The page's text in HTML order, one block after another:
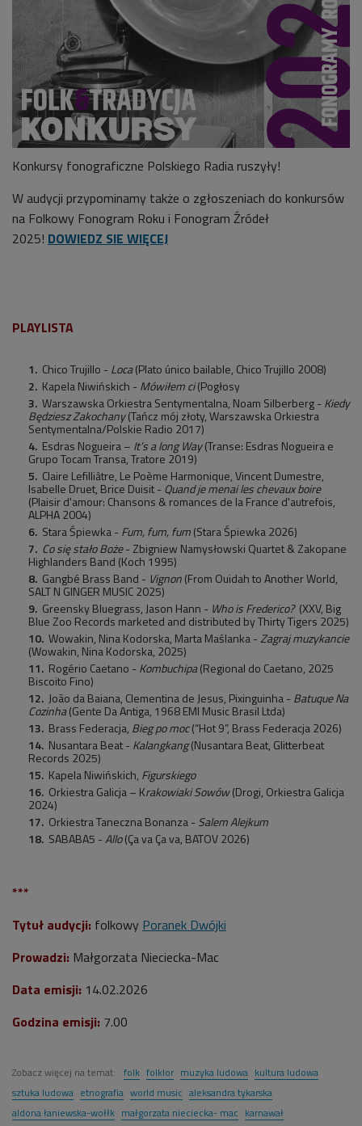
Konkursy fonograficzne Polskiego Radia ruszyły!
W audycji przypominamy także o zgłoszeniach do konkursów
na Folkowy Fonogram Roku i Fonogram Źródeł
2025! DOWIEDZ SIE WIĘCEJ
PLAYLISTA
Chico Trujillo - Loca(Plato único bailable, Chico Trujillo 2008)
Kapela Niwińskich - Mówiłem ci(Pogłosy
Warszawska Orkiestra Sentymentalna, Noam Silberberg - Kiedy
Będziesz Zakochany(Tańcz mój złoty, Warszawska Orkiestra
Sentymentalna/Polskie Radio 2017)
Esdras Nogueira – It’s a long Way(Transe: Esdras Nogueira e
Grupo Tocam Transa, Tratore 2019)
Claire Lefilliâtre, Le Poème Harmonique, Vincent Dumestre,
Isabelle Druet, Brice Duisit - Quand je menai les chevaux boire
(Plaisir d'amour: Chansons & romances de la France d'autrefois,
ALPHA 2004)
Stara Śpiewka - Fum, fum, fum(Stara Śpiewka 2026)
Co się stało Boże- Zbigniew Namysłowski Quartet & Zakopane
Highlanders Band (Koch 1995)
Gangbé Brass Band - Vignon(From Ouidah to Another World,
SALT N GINGER MUSIC 2025)
Greensky Bluegrass, Jason Hann - Who is Frederico?(XXV, Big
Blue Zoo Records marketed and distributed by Thirty Tigers 2025)
Wowakin, Nina Kodorska, Marta Maślanka -Zagraj muzykancie
(Wowakin, Nina Kodorska, 2025)
Rogério Caetano - Kombuchipa(Regional do Caetano, 2025
Biscoito Fino)
João da Baiana, Clementina de Jesus, Pixinguinha - Batuque Na
Cozinha(Gente Da Antiga, 1968 EMI Music Brasil Ltda)
Brass Federacja, Bieg po moc(“Hot 9”, Brass Federacja 2026)
Nusantara Beat - Kalangkang(Nusantara Beat, Glitterbeat
Records 2025)
Kapela Niwińskich, Figurskiego
Orkiestra Galicja – Krakowiaki Sowów(Drogi, Orkiestra Galicja
2024)
Orkiestra Taneczna Bonanza - Salem Alejkum
SABABA5 -Allo(Ça va Ça va, BATOV 2026)
***
Tytuł audycji: folkowy Poranek Dwójki
Prowadzi: Małgorzata Nieciecka-Mac
Data emisji: 14.02.2026
Godzina emisji: 7.00
Zobacz więcej na temat: folk folklor muzyka ludowa kultura ludowa
sztuka ludowa etnografia world music aleksandra tykarska
aldona łaniewska-wołłk małgorzata nieciecka- mac karnawał